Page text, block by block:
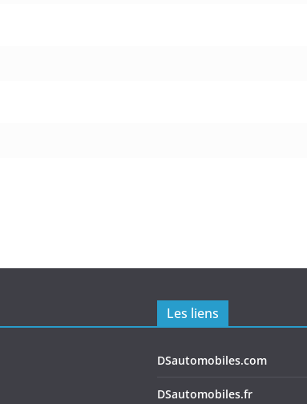
Les liens
DSautomobiles.com
DSautomobiles.fr